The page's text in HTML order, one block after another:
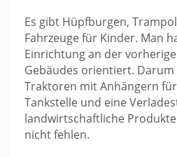
Es gibt Hüpfburgen,
Fahrzeuge für Kinder. Man
Einrichtung an der
Gebäudes orientiert. Darum
Traktoren mit Anhängern
Tankstelle und eine
landwirtschaftliche
nicht fehlen.